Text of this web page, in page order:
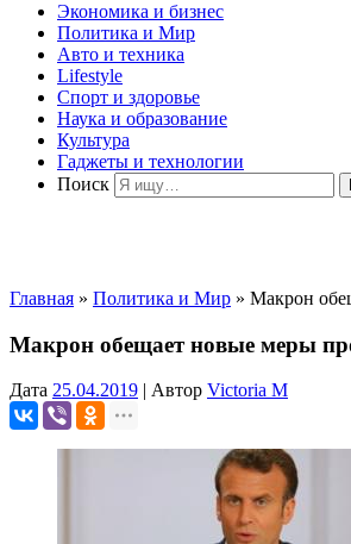
Экономика и бизнес
Политика и Мир
Авто и техника
Lifestyle
Спорт и здоровье
Наука и образование
Культура
Гаджеты и технологии
Поиск
Главная » Политика и Мир » Макрон
Макрон обещает новые меры
Дата 25.04.2019 | Автор Victoria M